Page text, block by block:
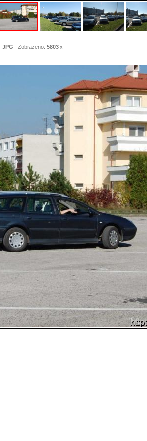
JPG Zobrazeno: 5803 x